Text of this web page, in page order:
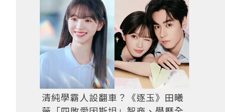
清純學霸人設翻車？《逐玉》田曦